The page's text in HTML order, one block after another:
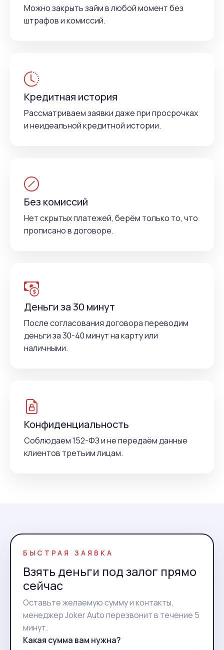
Можно закрыть займ в любой момент без
штрафов и комиссий.
Кредитная история
Рассматриваем заявки даже при просрочках
и неидеальной кредитной истории.
Без комиссий
Нет скрытых платежей, берём только то, что
прописано в договоре.
Деньги за 30 минут
После согласования договора переводим
деньги за 30-40 минут на карту или
наличными.
Конфиденциальность
Соблюдаем 152-ФЗ и не передаём данные
клиентов третьим лицам.
БЫСТРАЯ ЗАЯВКА
Взять деньги под залог прямо
сейчас
Оставьте желаемую сумму и контакты,
менеджер Joker Auto перезвонит в течение 5
минут.
Какая сумма вам нужна?